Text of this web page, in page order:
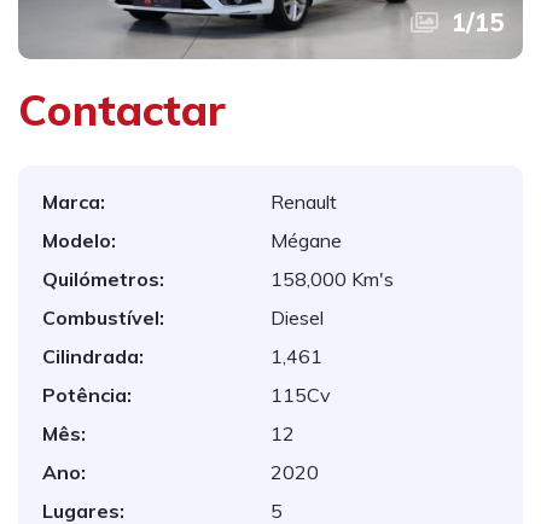
1/15
Contactar
Marca:
Renault
Modelo:
Mégane
Quilómetros:
158,000 Km's
Combustível:
Diesel
Cilindrada:
1,461
Potência:
115Cv
Mês:
12
Ano:
2020
Lugares:
5